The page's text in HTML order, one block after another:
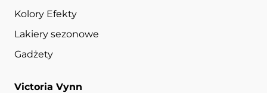
Kolory Efekty
Lakiery sezonowe
Gadżety
Victoria Vynn